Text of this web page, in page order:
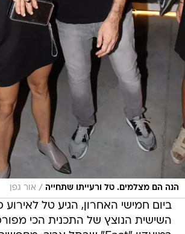
הנה הם מצלמים. טל ורעייתו שתחייה / אור גפן
ביום חמישי האחרון, הגיע טל לאירוע
השישית הנוצץ של התכנית הכי